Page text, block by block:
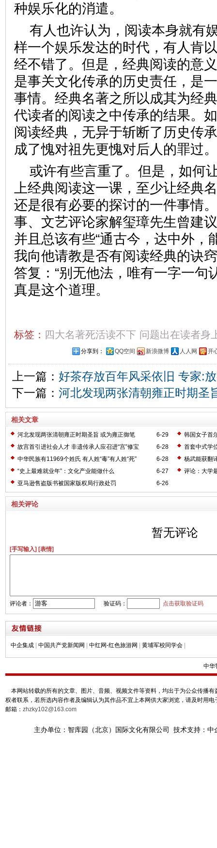
种娱乐化的消遣。
有人也许认为，阅读本身就有
样一个娱乐发达的时代，有人肯
经不错了。但是，经典阅读的意
是事关文化传承的历史责任，是
事情。经典名著之所以成其为经
代读者的阅读之中传承的结果。
阅读经典，无异于斩断了历史传
成了愧对祖先更愧对后人的
或许有些言重了。但是，如何
上经典阅读这一课，至少让经典
还是很有必要的探讨的一件事情
事、文艺评论家解玺璋先生曾建
并且总该有些“通古今，达中外，
我向他请教是否有阅读经典的诀
答复：“别无他法，唯有一字一句
真是这个道理。
标签： 四大名著死活读不下 问题出在读者身
分享到： QQ空间 新浪微博 人人网 开
上一篇： 好茶存放百年风采依旧 专家:
下一篇： 河北发现两张清朝雍正时期圣
相关文章
6-29
河北发现两张清朝雍正时期圣旨 或为雍正御笔
韩国女子首
6-28
故宫首引进社会人才 非遗传承人应召进“宫”修宝
首套中式学
6-28
中华民族有11969个姓氏 有人姓“毒”有人姓“死”
杨武能获翻
6-27
“史上最难就业年”：文化产业能做什么
评论：大学
6-26
亚马逊售盗版书被国家版权局行政处罚
相关评论
暂无评论
[手写输入] [表情]
评论者： 验证码： 点击获取验证码
中企集成 | 中国共产党新闻网 | 中红网-红色旅游网 | 黄埔军校同学会 |
中华
本网站转载的所有的文章、图片、音频、视频文件等资料，均出于为公众传播
权者联系，若所选内容作者及编辑认为其作品不宜上本网供大家浏览，请及时用
邮箱： zhzky102@163.com
主办单位：智库园（北京）国际文化有限公司 技术支持：